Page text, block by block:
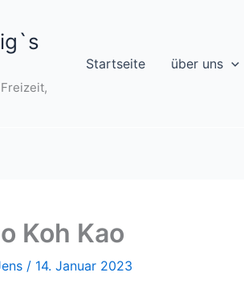
Startseite über uns
Koh Kao
/ 14. Januar 2023